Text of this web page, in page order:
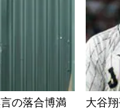
の落合博満
大谷